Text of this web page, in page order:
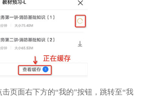
页面右下方的“我的”按钮，跳转至“我